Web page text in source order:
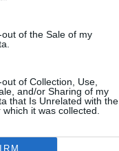
of the Sale of my
of Collection, Use,
and/or Sharing of my
that Is Unrelated with the
it was collected.